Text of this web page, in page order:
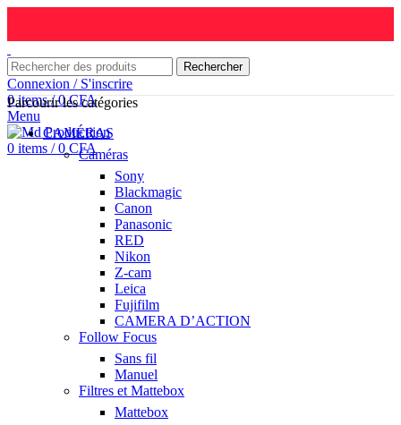
Rechercher
Connexion / S'inscrire
0items / 0CFA
Menu
0 items / 0 CFA
Parcourir les catégories
CAMÉRAS
Caméras
Sony
Blackmagic
Canon
Panasonic
RED
Nikon
Z-cam
Leica
Fujifilm
CAMERA D’ACTION
Follow Focus
Sans fil
Manuel
Filtres et Mattebox
Mattebox